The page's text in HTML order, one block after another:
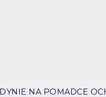
NA POMADCE